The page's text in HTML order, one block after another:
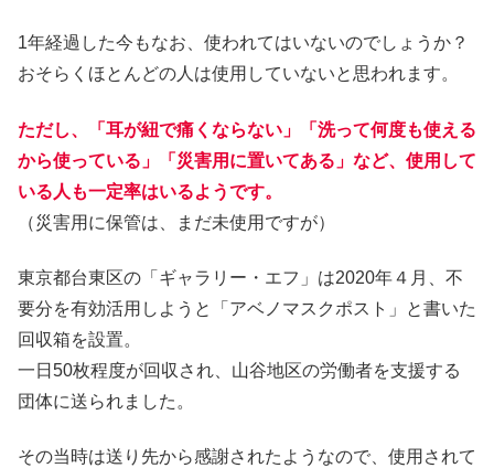
1年経過した今もなお、使われてはいないのでしょうか？
おそらくほとんどの人は使用していないと思われます。
ただし、「耳が紐で痛くならない」「洗って何度も使える
から使っている」「災害用に置いてある」など、使用して
いる人も一定率はいるようです。
（災害用に保管は、まだ未使用ですが）
東京都台東区の「ギャラリー・エフ」は2020年４月、不
要分を有効活用しようと「アベノマスクポスト」と書いた
回収箱を設置。
一日50枚程度が回収され、山谷地区の労働者を支援する
団体に送られました。
その当時は送り先から感謝されたようなので、使用されて